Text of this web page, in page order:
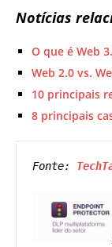
Notícias
O que é Web
Web 2.0 vs.
10 principais
8 principais
Fonte: